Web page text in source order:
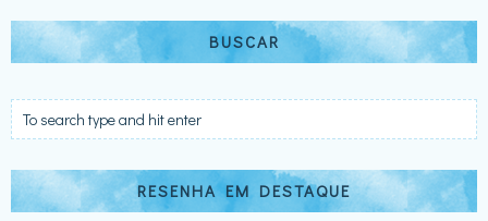
BUSCAR
RESENHA EM DESTAQUE